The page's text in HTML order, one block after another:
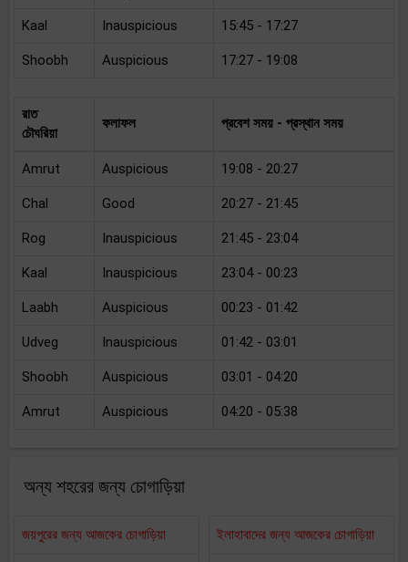
Kaal Inauspicious 15:45 - 17:27
Shoobh Auspicious 17:27 - 19:08
রাত
চৌঘরিয়া
ফলাফল প্রবেশ সময় - প্রস্থান সময়
Amrut Auspicious 19:08 - 20:27
Chal Good 20:27 - 21:45
Rog Inauspicious 21:45 - 23:04
Kaal Inauspicious 23:04 - 00:23
Laabh Auspicious 00:23 - 01:42
Udveg Inauspicious 01:42 - 03:01
Shoobh Auspicious 03:01 - 04:20
Amrut Auspicious 04:20 - 05:38
অন্য শহরের জন্য চোগাড়িয়া
জয়পুরের জন্য আজকের চোগাড়িয়া ইলাহাবাদের জন্য আজকের চোগাড়িয়া